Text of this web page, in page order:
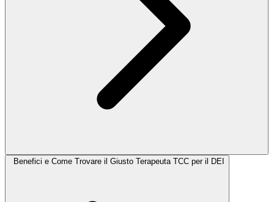
Benefici e Come Trovare il Giusto Terapeuta TCC per il DEI